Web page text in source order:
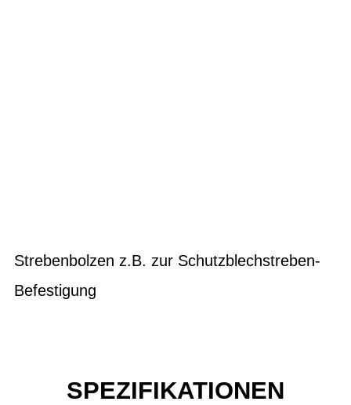
Strebenbolzen z.B. zur Schutzblechstreben-
Befestigung
SPEZIFIKATIONEN